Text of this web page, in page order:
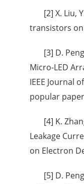
[2] X. Liu,
transistors on
[3] D.
Micro-LED
IEEE Journal
popular
[4] K.
Leakage
on Electron
[5] D.